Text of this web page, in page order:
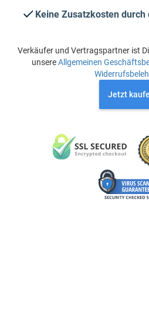
Keine Zusatzkosten
Verkäufer und Vertragspartner ist
unsereAllgemeinen
Jetzt